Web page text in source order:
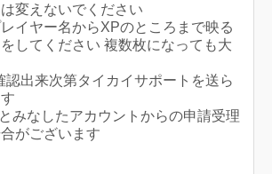
変えないでください
イヤー名からXPのところまで映る
してください 複数枚になっても大
出来次第タイカイサポートを送ら
みなしたアカウントからの申請受理
がございます